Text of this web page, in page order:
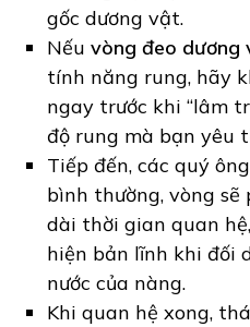
gốc dương vật.
Nếuvòng đeo dương
tính năng rung, hãy
ngay trước khi “lâm
độ rung mà bạn yêu
Tiếp đến, các quý
bình thường, vòng
dài thời gian quan
hiện bản lĩnh khi đối
nước của nàng.
Khi quan hệ xong,